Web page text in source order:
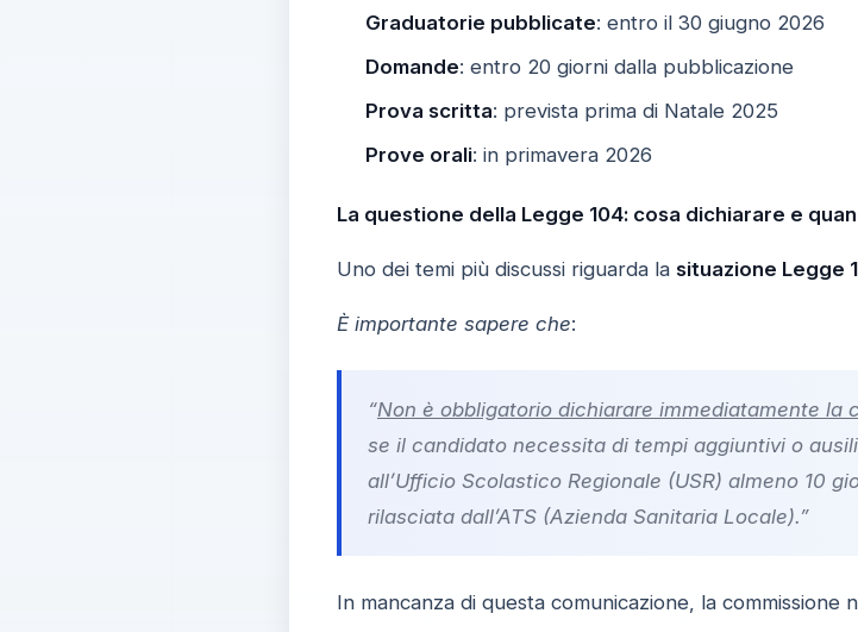
Graduatorie pubblicate: entro il 30 giugno 2026
Domande: entro 20 giorni dalla pubblicazione
Prova scritta: prevista prima di Natale 2025
Prove orali: in primavera 2026
La questione della Legge 104: cosa dichiarare e
Uno dei temi più discussi riguarda la situazione Legge
È importante sapere che:
“Non è obbligatorio dichiarare immediatamente la
se il candidato necessita di tempi aggiuntivi o
all’Ufficio Scolastico Regionale (USR) almeno 10
rilasciata dall’ATS (Azienda Sanitaria Locale).”
In mancanza di questa comunicazione, la